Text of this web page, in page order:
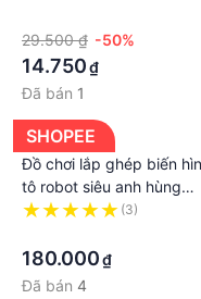
29.500 ₫ -50%
14.750₫
Đã bán 1
SHOPEE
Đồ chơi lắp ghép biến
tô robot siêu anh hùng
8881-1 Iron man và Hulk
(3)
180.000₫
Đã bán 4